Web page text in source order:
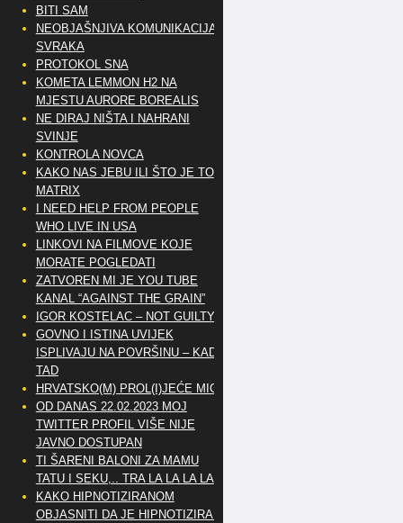
BITI SAM
NEOBJAŠNJIVA KOMUNIKACIJA
SVRAKA
PROTOKOL SNA
KOMETA LEMMON H2 NA
MJESTU AURORE BOREALIS
NE DIRAJ NIŠTA I NAHRANI
SVINJE
KONTROLA NOVCA
KAKO NAS JEBU ILI ŠTO JE TO
MATRIX
I NEED HELP FROM PEOPLE
WHO LIVE IN USA
LINKOVI NA FILMOVE KOJE
MORATE POGLEDATI
ZATVOREN MI JE YOU TUBE
KANAL “AGAINST THE GRAIN”
IGOR KOSTELAC – NOT GUILTY
GOVNO I ISTINA UVIJEK
ISPLIVAJU NA POVRŠINU – KAD
TAD
HRVATSKO(M) PROL(I)JEĆE MIG
OD DANAS 22.02.2023 MOJ
TWITTER PROFIL VIŠE NIJE
JAVNO DOSTUPAN
TI ŠARENI BALONI ZA MAMU
TATU I SEKU,.. TRA LA LA LA LA
KAKO HIPNOTIZIRANOM
OBJASNITI DA JE HIPNOTIZIRAN